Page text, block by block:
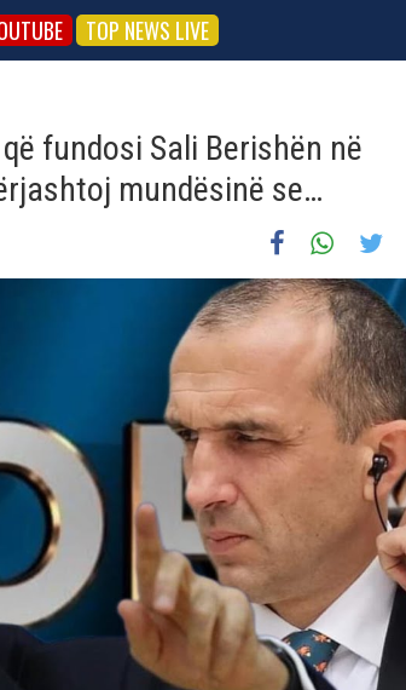
TOP NEWS LIVE
fundosi Sali Berishën në
mundësinë se…